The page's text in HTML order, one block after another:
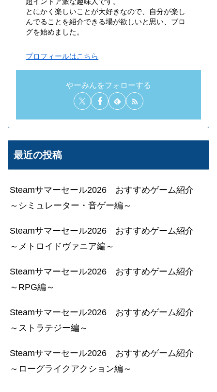
超インドア派な趣味人です。
とにかく楽しいことが大好きなので、自分が楽し
んでることを紹介できる場が欲しいと思い、ブロ
グを始めました。
プロフィールはこちら
やーみんをフォローする
最近の投稿
Steamサマーセール2026 おすすめゲーム紹介
～シミュレーター・音ゲー編～
Steamサマーセール2026 おすすめゲーム紹介
～メトロイドヴァニア編～
Steamサマーセール2026 おすすめゲーム紹介
～RPG編～
Steamサマーセール2026 おすすめゲーム紹介
～ストラテジー編～
Steamサマーセール2026 おすすめゲーム紹介
～ローグライクアクション編～